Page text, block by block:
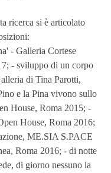
ricerca si è articolato
- Galleria Cortese
- sviluppo di un corpo
di Tina Parotti,
e la Pina vivono sullo
House, Roma 2015; -
House, Roma 2016;
ME.SIA S.PACE
Roma 2016; - di notte
di giorno nessuno la